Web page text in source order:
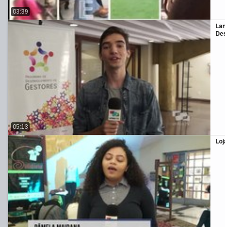
03:39
05:13